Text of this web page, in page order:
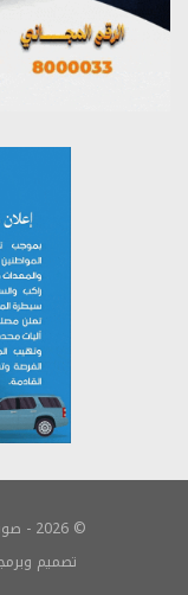
© 2026 - صوت الشعب 97.1. حقوق النسخ محفوظة.
تصميم